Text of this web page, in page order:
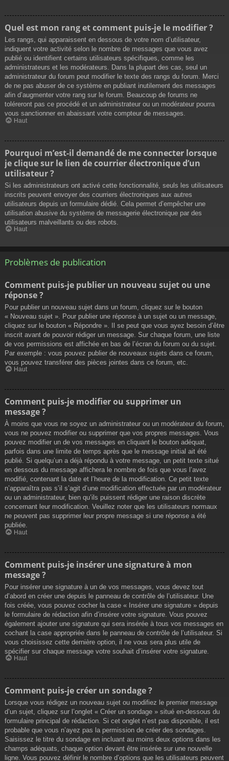
Quel est mon rang et comment puis-je le modifier ?
Les rangs, qui apparaissent en dessous de votre nom d’utilisateur,
indiquent votre activité selon le nombre de messages que vous avez
publié ou identifient certains utilisateurs spécifiques, comme les
administrateurs et les modérateurs. Dans la plupart des cas, seul un
administrateur du forum peut modifier le texte des rangs du forum. Merci
de ne pas abuser de ce système en publiant inutilement des messages
afin d’augmenter votre rang sur le forum. Beaucoup de forums ne
toléreront pas ce procédé et un administrateur ou un modérateur pourra
vous sanctionner en abaissant votre compteur de messages.
Haut
Pourquoi m’est-il demandé de me connecter lorsque
je clique sur le lien de courrier électronique d’un
utilisateur ?
Si les administrateurs ont activé cette fonctionnalité, seuls les utilisateurs
inscrits peuvent envoyer des courriers électroniques aux autres
utilisateurs depuis un formulaire dédié. Cela permet d’empêcher une
utilisation abusive du système de messagerie électronique par des
utilisateurs malveillants ou des robots.
Haut
Problèmes de publication
Comment puis-je publier un nouveau sujet ou une
réponse ?
Pour publier un nouveau sujet dans un forum, cliquez sur le bouton
« Nouveau sujet ». Pour publier une réponse à un sujet ou un message,
cliquez sur le bouton « Répondre ». Il se peut que vous ayez besoin d’être
inscrit avant de pouvoir rédiger un message. Sur chaque forum, une liste
de vos permissions est affichée en bas de l’écran du forum ou du sujet.
Par exemple : vous pouvez publier de nouveaux sujets dans ce forum,
vous pouvez transférer des pièces jointes dans ce forum, etc.
Haut
Comment puis-je modifier ou supprimer un
message ?
À moins que vous ne soyez un administrateur ou un modérateur du forum,
vous ne pouvez modifier ou supprimer que vos propres messages. Vous
pouvez modifier un de vos messages en cliquant le bouton adéquat,
parfois dans une limite de temps après que le message initial ait été
publié. Si quelqu’un a déjà répondu à votre message, un petit texte situé
en dessous du message affichera le nombre de fois que vous l’avez
modifié, contenant la date et l’heure de la modification. Ce petit texte
n’apparaîtra pas s’il s’agit d’une modification effectuée par un modérateur
ou un administrateur, bien qu’ils puissent rédiger une raison discrète
concernant leur modification. Veuillez noter que les utilisateurs normaux
ne peuvent pas supprimer leur propre message si une réponse a été
publiée.
Haut
Comment puis-je insérer une signature à mon
message ?
Pour insérer une signature à un de vos messages, vous devez tout
d’abord en créer une depuis le panneau de contrôle de l’utilisateur. Une
fois créée, vous pouvez cocher la case « Insérer une signature » depuis
le formulaire de rédaction afin d’insérer votre signature. Vous pouvez
également ajouter une signature qui sera insérée à tous vos messages en
cochant la case appropriée dans le panneau de contrôle de l’utilisateur. Si
vous choisissez cette dernière option, il ne vous sera plus utile de
spécifier sur chaque message votre souhait d’insérer votre signature.
Haut
Comment puis-je créer un sondage ?
Lorsque vous rédigez un nouveau sujet ou modifiez le premier message
d’un sujet, cliquez sur l’onglet « Créer un sondage » situé en-dessous du
formulaire principal de rédaction. Si cet onglet n’est pas disponible, il est
probable que vous n’ayez pas la permission de créer des sondages.
Saisissez le titre du sondage en incluant au moins deux options dans les
champs adéquats, chaque option devant être insérée sur une nouvelle
ligne. Vous pouvez définir le nombre d’options que les utilisateurs peuvent